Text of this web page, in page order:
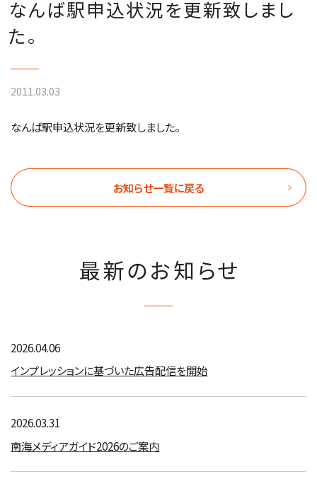
なんば駅申込状況を更新致しまし
た。
2011.03.03
なんば駅申込状況を更新致しました。
お知らせ一覧に戻る
最新のお知らせ
2026.04.06
インプレッションに基づいた広告配信を開始
2026.03.31
南海メディアガイド2026のご案内